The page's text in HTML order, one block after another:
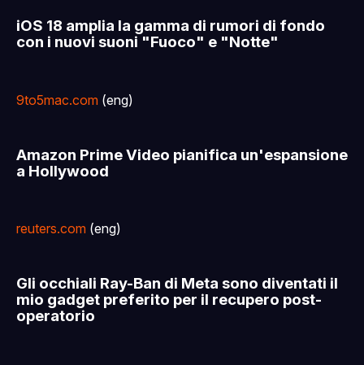
iOS 18 amplia la gamma di rumori di fondo
con i nuovi suoni "Fuoco" e "Notte"
9to5mac.com (eng)
Amazon Prime Video pianifica un'espansione
a Hollywood
reuters.com (eng)
Gli occhiali Ray-Ban di Meta sono diventati il
mio gadget preferito per il recupero post-
operatorio